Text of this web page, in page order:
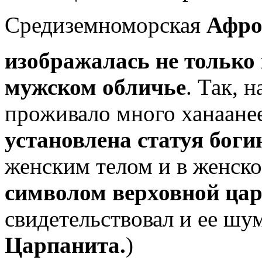
Средиземноморская
изображалась не
мужском обличье. Так,
проживало много
установлена статуя
женским телом и в
символом верховной
свидетельствовал и ее
Царпанита.)